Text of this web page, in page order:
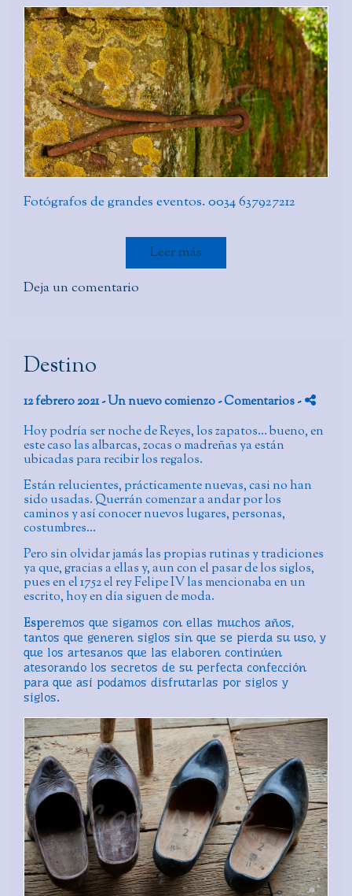
Fotógrafos de grandes eventos. 0034 637927212
Leer más
Deja un comentario
Destino
12 febrero 2021 -Un nuevo comienzo- Comentarios-
Hoy podría ser noche de Reyes, los zapatos… bueno, en
este caso las albarcas, zocas o madreñas ya están
ubicadas para recibir los regalos.
Están relucientes, prácticamente nuevas, casi no han
sido usadas. Querrán comenzar a andar por los
caminos y así conocer nuevos lugares, personas,
costumbres…
Pero sin olvidar jamás las propias rutinas y tradiciones
ya que, gracias a ellas y, aun con el pasar de los siglos,
pues en el 1752 el rey Felipe IV las mencionaba en un
escrito, hoy en día siguen de moda.
Esperemos que sigamos con ellas muchos años,
tantos que generen siglos sin que se pierda su uso, y
que los artesanos que las elaboren continúen
atesorando los secretos de su perfecta confección
para que así podamos disfrutarlas por siglos y
siglos.